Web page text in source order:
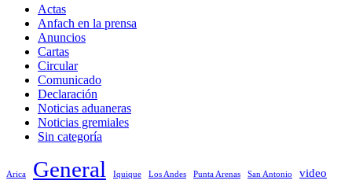
Actas
Anfach en la prensa
Anuncios
Cartas
Circular
Comunicado
Declaración
Noticias aduaneras
Noticias gremiales
Sin categoría
Arica General Iquique Los Andes Punta Arenas San Antonio video